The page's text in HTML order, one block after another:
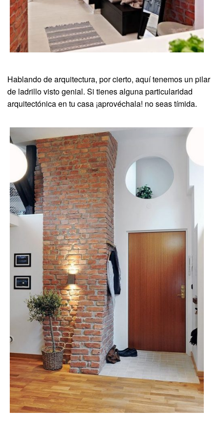
Hablando de arquitectura, por cierto, aquí tenemos un pilar
de ladrillo visto genial. Si tienes alguna particularidad
arquitectónica en tu casa ¡aprovéchala! no seas tímida.